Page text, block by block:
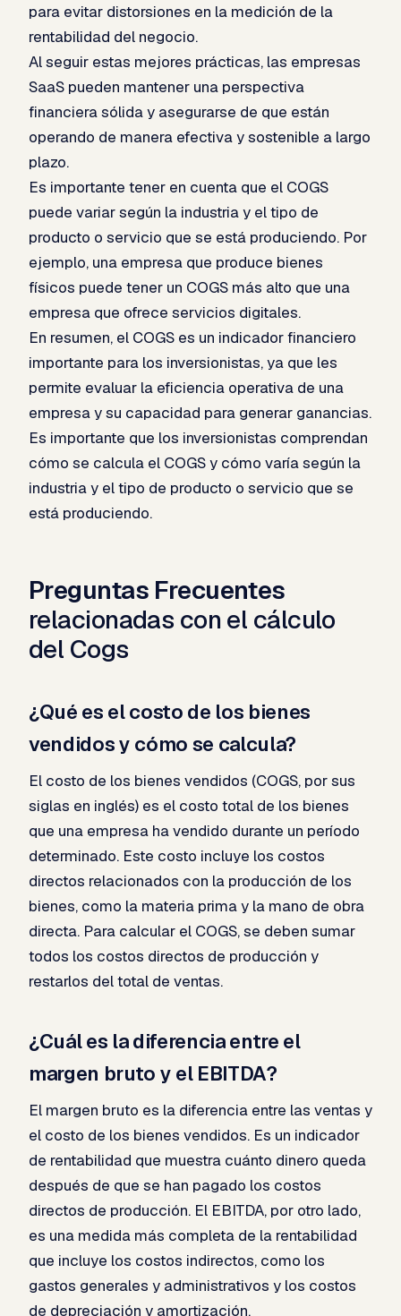
para evitar distorsiones en la medición de la
rentabilidad del negocio.
Al seguir estas mejores prácticas, las empresas
SaaS pueden mantener una perspectiva
financiera sólida y asegurarse de que están
operando de manera efectiva y sostenible a largo
plazo.
Es importante tener en cuenta que el COGS
puede variar según la industria y el tipo de
producto o servicio que se está produciendo. Por
ejemplo, una empresa que produce bienes
físicos puede tener un COGS más alto que una
empresa que ofrece servicios digitales.
En resumen, el COGS es un indicador financiero
importante para los inversionistas, ya que les
permite evaluar la eficiencia operativa de una
empresa y su capacidad para generar ganancias.
Es importante que los inversionistas comprendan
cómo se calcula el COGS y cómo varía según la
industria y el tipo de producto o servicio que se
está produciendo.
Preguntas Frecuentes
relacionadas con el cálculo
del Cogs
¿Qué es el costo de los bienes
vendidos y cómo se calcula?
El costo de los bienes vendidos (COGS, por sus
siglas en inglés) es el costo total de los bienes
que una empresa ha vendido durante un período
determinado. Este costo incluye los costos
directos relacionados con la producción de los
bienes, como la materia prima y la mano de obra
directa. Para calcular el COGS, se deben sumar
todos los costos directos de producción y
restarlos del total de ventas.
¿Cuál es la diferencia entre el
margen bruto y el EBITDA?
El margen bruto es la diferencia entre las ventas y
el costo de los bienes vendidos. Es un indicador
de rentabilidad que muestra cuánto dinero queda
después de que se han pagado los costos
directos de producción. El EBITDA, por otro lado,
es una medida más completa de la rentabilidad
que incluye los costos indirectos, como los
gastos generales y administrativos y los costos
de depreciación y amortización.